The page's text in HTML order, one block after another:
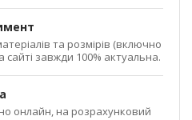
та розмірів (включно
сайті завжди 100% актуальна.
онлайн, на розрахунковий